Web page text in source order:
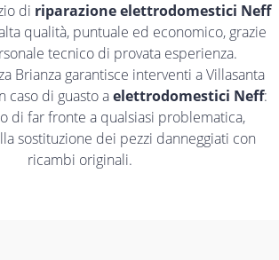
di riparazione elettrodomestici Neff
qualità, puntuale ed economico, grazie
tecnico di provata esperienza.
Brianza garantisce interventi a Villasanta
caso di guasto aelettrodomestici Neff:
di far fronte a qualsiasi problematica,
sostituzione dei pezzi danneggiati con
ricambi originali.